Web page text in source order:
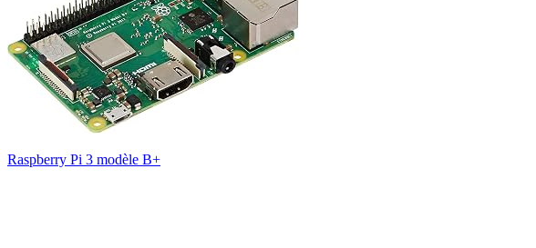
Raspberry Pi 3 modèle B+